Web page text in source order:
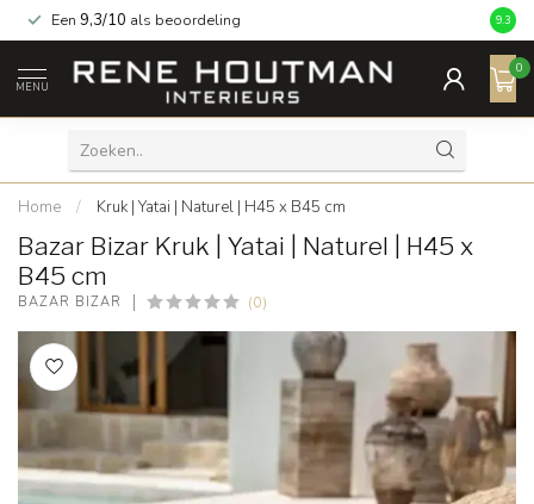
Een 9,3/10 als beoordeling 9.3
MENU
0
Home / Kruk | Yatai | Naturel | H45 x B45 cm
Bazar Bizar Kruk | Yatai | Naturel | H45 x
B45 cm
BAZAR BIZAR (0)